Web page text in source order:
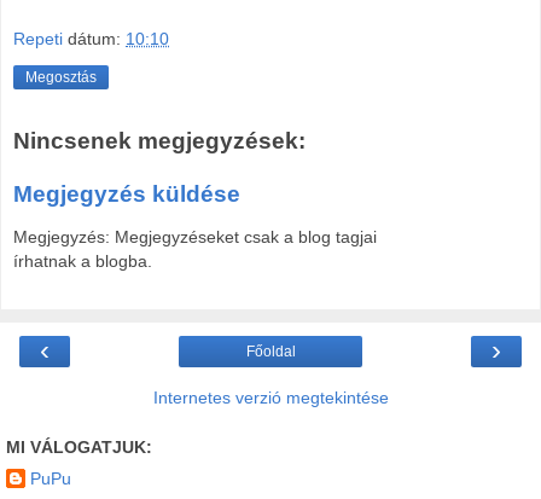
Repeti dátum: 10:10
Megosztás
Nincsenek megjegyzések:
Megjegyzés küldése
Megjegyzés: Megjegyzéseket csak a blog tagjai
írhatnak a blogba.
‹ ›
Főoldal
Internetes verzió megtekintése
MI VÁLOGATJUK:
PuPu